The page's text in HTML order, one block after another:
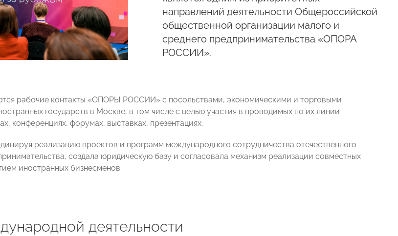
направлений деятельности Общероссийской
общественной организации малого и
среднего предпринимательства «ОПОРА
РОССИИ».
рабочие контакты «ОПОРЫ РОССИИ» с посольствами, экономическими и торговыми
государств в Москве, в том числе с целью участия в проводимых по их линии
конференциях, форумах, выставках, презентациях.
реализацию проектов и программ международного сотрудничества отечественного
создала юридическую базу и согласовала механизм реализации совместных
иностранных бизнесменов.
деятельности